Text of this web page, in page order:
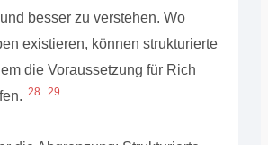
besser zu verstehen. Wo
existieren, können strukturierte
die Voraussetzung für Rich
28 29